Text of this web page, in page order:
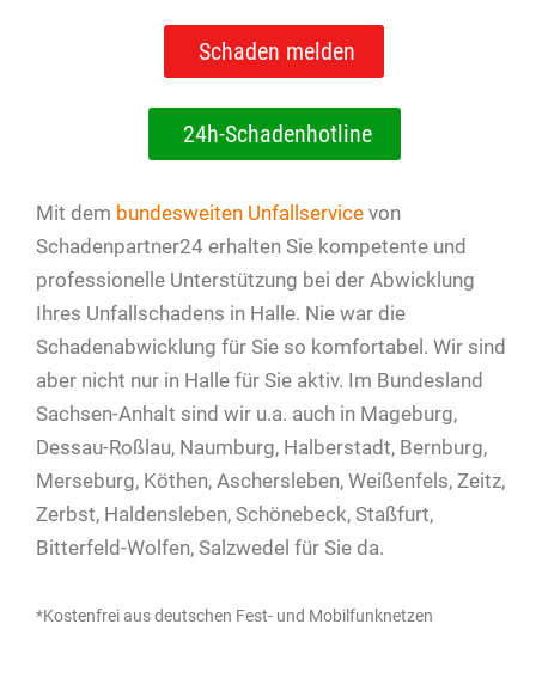
Schaden melden
24h-Schadenhotline
Mit dem bundesweiten Unfallservice von
Schadenpartner24 erhalten Sie kompetente und
professionelle Unterstützung bei der Abwicklung
Ihres Unfallschadens in Halle. Nie war die
Schadenabwicklung für Sie so komfortabel. Wir sind
aber nicht nur in Halle für Sie aktiv. Im Bundesland
Sachsen-Anhalt sind wir u.a. auch in Mageburg,
Dessau-Roßlau, Naumburg, Halberstadt, Bernburg,
Merseburg, Köthen, Aschersleben, Weißenfels, Zeitz,
Zerbst, Haldensleben, Schönebeck, Staßfurt,
Bitterfeld-Wolfen, Salzwedel für Sie da.
*Kostenfrei aus deutschen Fest- und Mobilfunknetzen